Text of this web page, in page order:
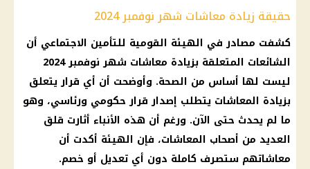
حقيقة زيادة معاشات شهر نوفمبر 2024
كشفت مصادر في الهيئة القومية للتأمين الاجتماعي أن
الشائعات المتعلقة بزيادة معاشات شهر نوفمبر 2024
ليست لها أساس من الصحة. وأوضحت أن أي قرار يتعلق
بزيادة المعاشات يتطلب إصدار قرار حكومي ورئاسي، وهو
ما لم يحدث حتى الآن. ورغم أن هذه الأنباء أثارت قلق
العديد من أصحاب المعاشات، فإن الهيئة أكدت أن
معاشاتهم ستصرف كاملة دون أي تعديل أو خصم.